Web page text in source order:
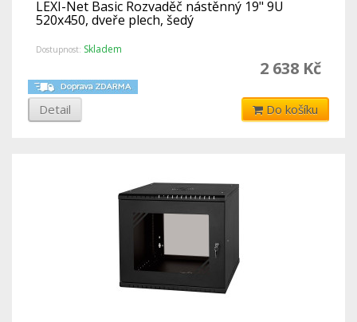
LEXI-Net Basic Rozvaděč nástěnný 19" 9U
520x450, dveře plech, šedý
Dostupnost: Skladem
2 638 Kč
Detail Do košíku